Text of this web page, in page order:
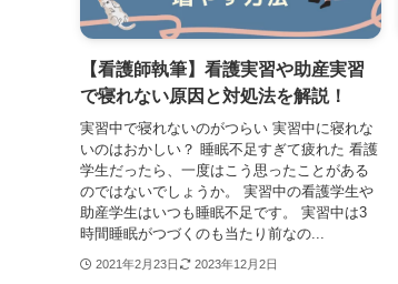
【看護師執筆】看護実習や助産実習
で寝れない原因と対処法を解説！
実習中で寝れないのがつらい 実習中に寝れな
いのはおかしい？ 睡眠不足すぎて疲れた 看護
学生だったら、一度はこう思ったことがある
のではないでしょうか。 実習中の看護学生や
助産学生はいつも睡眠不足です。 実習中は3
時間睡眠がつづくのも当たり前なの...
2021年2月23日 2023年12月2日